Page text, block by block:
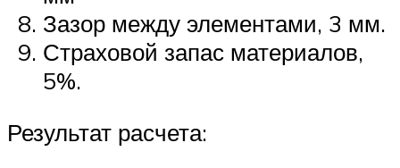
Зазор между элементами, 3 мм.
Страховой запас материалов,
5%.
Результат расчета: